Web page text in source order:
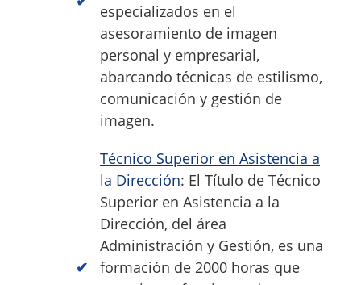
especializados en el
asesoramiento de imagen
personal y empresarial,
abarcando técnicas de estilismo,
comunicación y gestión de
imagen.
Técnico Superior en Asistencia a
la Dirección: El Título de Técnico
Superior en Asistencia a la
Dirección, del área
Administración y Gestión, es una
formación de 2000 horas que